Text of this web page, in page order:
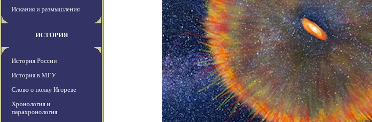
Искания и размышления
ИСТОРИЯ
История России
История в МГУ
Слово о полку Игореве
Хронология и
парахронология